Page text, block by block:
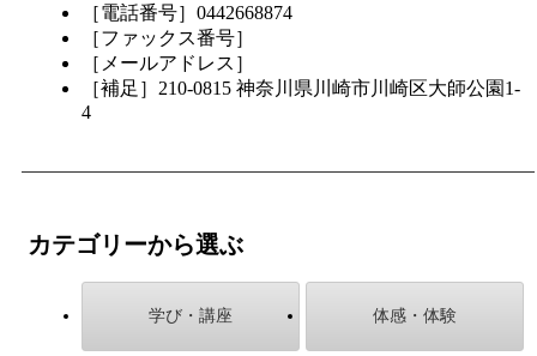
［電話番号］0442668874
［ファックス番号］
［メールアドレス］
［補足］210-0815 神奈川県川崎市川崎区大師公園1-
4
カテゴリーから選ぶ
学び・講座 体感・体験